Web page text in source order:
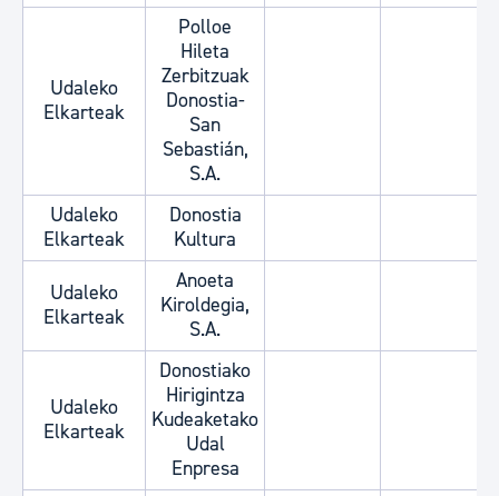
Udaleko
Elkarteak
Polloe
Hileta
Zerbitzuak
Donostia-
San
Sebastián,
S.A.
Udaleko
Elkarteak
Donostia
Kultura
Udaleko
Elkarteak
Anoeta
Kiroldegia,
S.A.
Udaleko
Elkarteak
Donostiako
Hirigintza
Kudeaketako
Udal
Enpresa